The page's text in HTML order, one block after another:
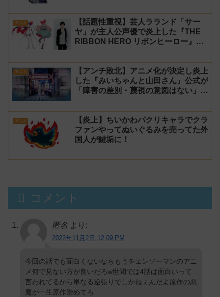
アニメ
【話題性重視】芸人ラランド「サー
ヤ」が主人公声優で炎上した『THE
RIBBON HERO リボンヒーロー』に
ンルン」「でびでび・でびる」が出
演！
アニメ
【アンチ敗北】アニメ化が決定し炎上
した『みいちゃんと山田さん』公式が
「障害の差別・蔑視の意図はない」と
アニメ
【炎上】ちいかわパクリキャラでクラ
ファンやってぬいぐるみを売ってた外
国人が鍵垢に！
コメント
匿名 より:
2022年11月2日 12:09 PM
今回の話でも面白くないならもうチェンソーマンのアニ
メ何で見ない方が良いだろw世間では4話は面白いって
言われてるから単なる逆張りでしかねぇんだよ原作の悪
魔が一生原作崇めてろ